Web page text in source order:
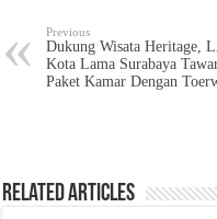
Previous
Dukung Wisata Heritage,
Kota Lama Surabaya
Paket Kamar Dengan
Related Articles